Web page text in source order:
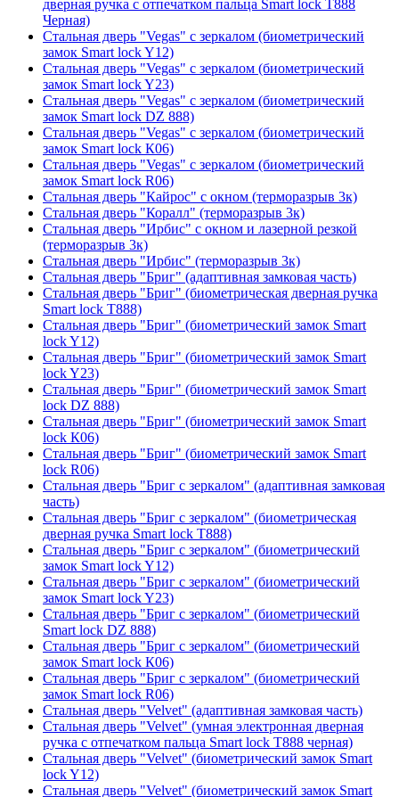
дверная ручка с отпечатком пальца Smart lock T888
Черная)
Стальная дверь "Vegas" с зеркалом (биометрический
замок Smart lock Y12)
Стальная дверь "Vegas" с зеркалом (биометрический
замок Smart lock Y23)
Стальная дверь "Vegas" с зеркалом (биометрический
замок Smart lock DZ 888)
Стальная дверь "Vegas" с зеркалом (биометрический
замок Smart lock К06)
Стальная дверь "Vegas" с зеркалом (биометрический
замок Smart lock R06)
Стальная дверь "Кайрос" с окном (терморазрыв 3к)
Стальная дверь "Коралл" (терморазрыв 3к)
Стальная дверь "Ирбис" с окном и лазерной резкой
(терморазрыв 3к)
Стальная дверь "Ирбис" (терморазрыв 3к)
Стальная дверь "Бриг" (адаптивная замковая часть)
Стальная дверь "Бриг" (биометрическая дверная ручка
Smart lock T888)
Стальная дверь "Бриг" (биометрический замок Smart
lock Y12)
Стальная дверь "Бриг" (биометрический замок Smart
lock Y23)
Стальная дверь "Бриг" (биометрический замок Smart
lock DZ 888)
Стальная дверь "Бриг" (биометрический замок Smart
lock К06)
Стальная дверь "Бриг" (биометрический замок Smart
lock R06)
Стальная дверь "Бриг с зеркалом" (адаптивная замковая
часть)
Стальная дверь "Бриг с зеркалом" (биометрическая
дверная ручка Smart lock T888)
Стальная дверь "Бриг с зеркалом" (биометрический
замок Smart lock Y12)
Стальная дверь "Бриг с зеркалом" (биометрический
замок Smart lock Y23)
Стальная дверь "Бриг с зеркалом" (биометрический
Smart lock DZ 888)
Стальная дверь "Бриг с зеркалом" (биометрический
замок Smart lock К06)
Стальная дверь "Бриг с зеркалом" (биометрический
замок Smart lock R06)
Стальная дверь "Velvet" (адаптивная замковая часть)
Стальная дверь "Velvet" (умная электронная дверная
ручка с отпечатком пальца Smart lock T888 черная)
Стальная дверь "Velvet" (биометрический замок Smart
lock Y12)
Стальная дверь "Velvet" (биометрический замок Smart